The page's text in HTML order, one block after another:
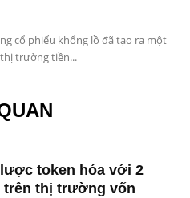
cổ phiếu khổng lồ đã tạo ra một
trường tiền...
token hóa với 2
thị trường vốn